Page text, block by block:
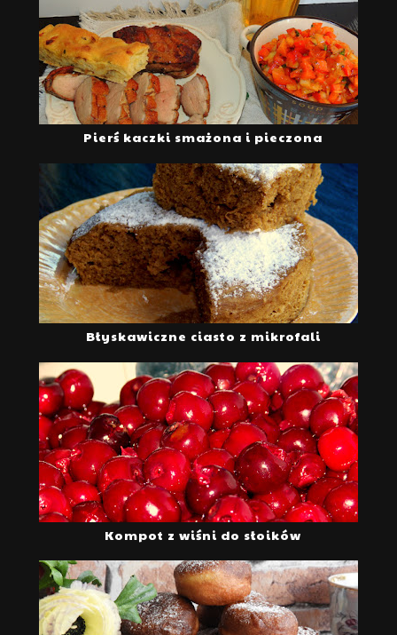
Pierś kaczki smażona i pieczona
Błyskawiczne ciasto z mikrofali
Kompot z wiśni do słoików